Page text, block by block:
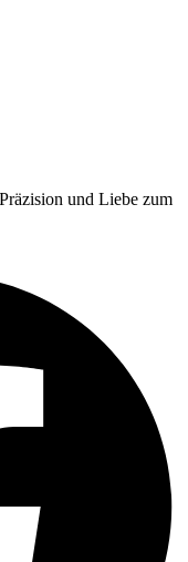
und Liebe zum